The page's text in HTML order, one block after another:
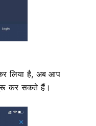
लिया है, अब आप
कर सकते हैं।